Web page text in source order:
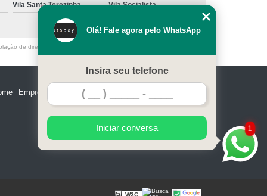
Vila Santa Terezinha Vila Socialista
de direito autoral – artigo 184 do Código Penal –
Empresa Serviços Contato
1
Olá! Fale agora pelo WhatsApp
Insira seu telefone
Iniciar conversa
W3C